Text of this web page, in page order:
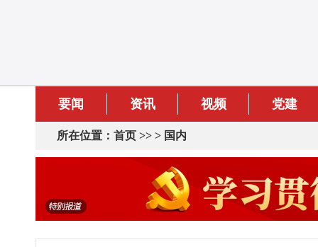
要闻 资讯 视频 党建
所在位置： 首页 >> > 国内